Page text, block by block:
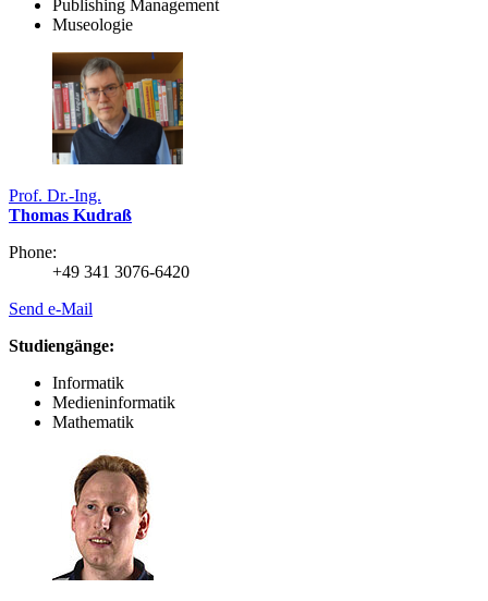
Publishing Management
Museologie
Prof. Dr.-Ing.
Thomas Kudraß
Phone:
+49 341 3076-6420
Send e-Mail
Studiengänge:
Informatik
Medieninformatik
Mathematik